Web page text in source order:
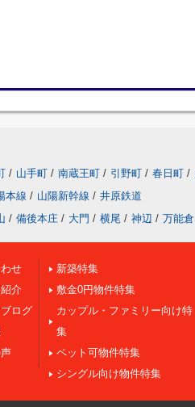
/ 山手町 / 南蔵王町 / 引野町 / 春日町 /
本線 / 山陽新幹線 / 井原鉄道
/ 備後本庄 / 大門 / 横尾 / 神辺 / 万能倉
せ
介
ログ
新築特集
敷金0円物件特集
カップル・ファミリー向け特
集
ペット可物件特集
シングル向け物件特集